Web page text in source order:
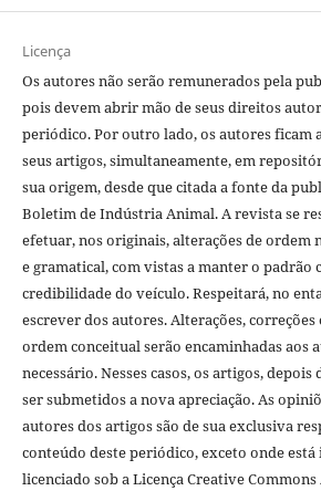
Licença
Os autores não serão remunerados pela
pois devem abrir mão de seus direitos
periódico. Por outro lado, os autores ficam
seus artigos, simultaneamente, em
sua origem, desde que citada a fonte da
Boletim de Indústria Animal. A revista se
efetuar, nos originais, alterações de
e gramatical, com vistas a manter o padrão
credibilidade do veículo. Respeitará, no
escrever dos autores. Alterações, correções
ordem conceitual serão encaminhadas aos
necessário. Nesses casos, os artigos, depois
ser submetidos a nova apreciação. As
autores dos artigos são de sua exclusiva
conteúdo deste periódico, exceto onde
licenciado sob a Licença Creative